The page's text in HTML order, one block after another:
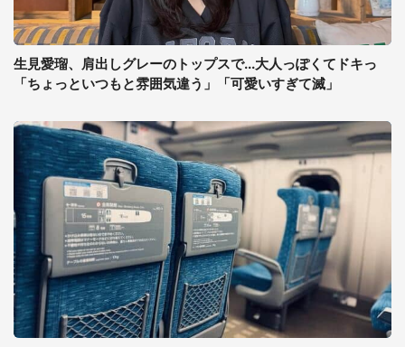
生見愛瑠、肩出しグレーのトップスで...大人っぽくてドキっ
「ちょっといつもと雰囲気違う」「可愛いすぎて滅」